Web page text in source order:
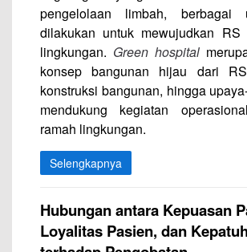
pengelolaan limbah, berbagai
dilakukan untuk mewujudkan RS
lingkungan. Green hospital
konsep bangunan hijau dari
konstruksi bangunan, hingga
mendukung kegiatan
ramah lingkungan.
Selengkapnya
Hubungan antara Kepuasan
Loyalitas Pasien, dan